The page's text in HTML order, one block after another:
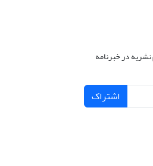
نشریه در خبرنامه
اشتراک